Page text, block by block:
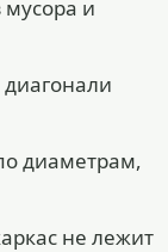
и
диаметрам,
не лежит